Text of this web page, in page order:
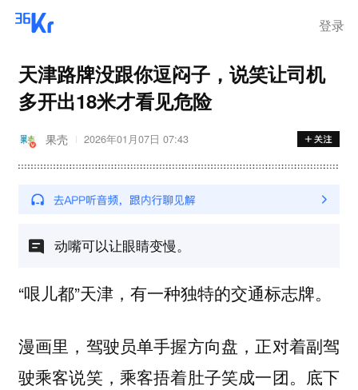
登录
天津路牌没跟你逗闷子，说笑让司机
多开出18米才看见危险
果壳 2026年01月07日 07:43
动嘴可以让眼睛变慢。
“哏儿都”天津，有一种独特的交通标志牌。
漫画里，驾驶员单手握方向盘，正对着副驾
驶乘客说笑，乘客捂着肚子笑成一团。底下